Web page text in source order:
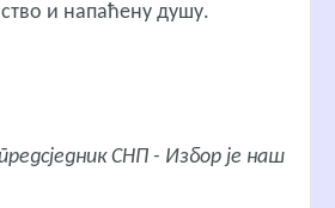
и напаћену душу.
СНП - Избор је наш